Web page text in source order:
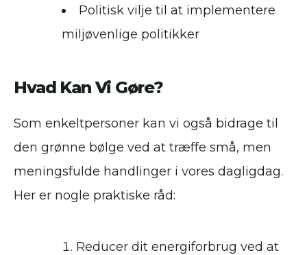
Politisk vilje til at implementere
miljøvenlige politikker
Hvad Kan Vi Gøre?
Som enkeltpersoner kan vi også bidrage til
den grønne bølge ved at træffe små, men
meningsfulde handlinger i vores dagligdag.
Her er nogle praktiske råd:
Reducer dit energiforbrug ved at